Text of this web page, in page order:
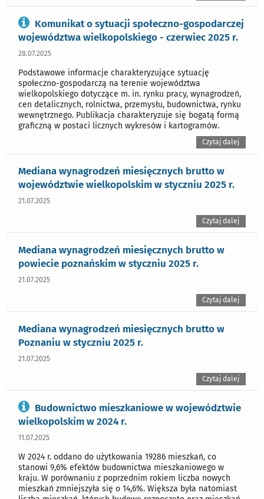
Komunikat o sytuacji społeczno-gospodarczej
województwa wielkopolskiego - czerwiec 2025 r.
28.07.2025
Podstawowe informacje charakteryzujące sytuację
społeczno-gospodarczą na terenie województwa
wielkopolskiego dotyczące m. in. rynku pracy, wynagrodzeń,
cen detalicznych, rolnictwa, przemysłu, budownictwa, rynku
wewnętrznego. Publikacja charakteryzuje się bogatą formą
graficzną w postaci licznych wykresów i kartogramów.
Czytaj dalej
Mediana wynagrodzeń miesięcznych brutto w
województwie wielkopolskim w styczniu 2025 r.
21.07.2025
Czytaj dalej
Mediana wynagrodzeń miesięcznych brutto w
powiecie poznańskim w styczniu 2025 r.
21.07.2025
Czytaj dalej
Mediana wynagrodzeń miesięcznych brutto w
Poznaniu w styczniu 2025 r.
21.07.2025
Czytaj dalej
Budownictwo mieszkaniowe w województwie
wielkopolskim w 2024 r.
11.07.2025
W 2024 r. oddano do użytkowania 19286 mieszkań, co
stanowi 9,6% efektów budownictwa mieszkaniowego w
kraju. W porównaniu z poprzednim rokiem liczba nowych
mieszkań zmniejszyła się o 14,6%. Większa była natomiast